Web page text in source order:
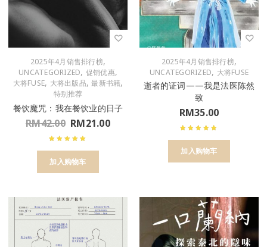
2025年4月销售排行榜,
UNCATEGORIZED, 促销优惠,
大将FUSE, 大将出版品,最新书籍,
特别推荐
餐饮魔咒：我在餐饮业的日子
RM42.00 RM21.00
加入购物车
2025年4月销售排行榜,
UNCATEGORIZED, 大将FUSE
逝者的证词——我是法医陈然
致
RM35.00
加入购物车